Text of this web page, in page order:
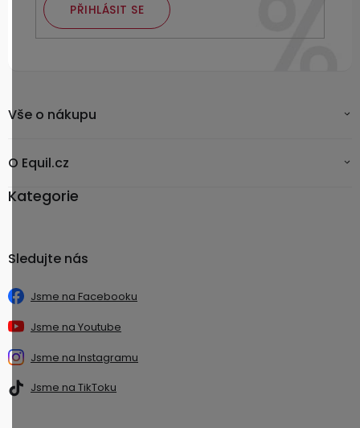
PŘIHLÁSIT SE
Vše o nákupu
O Equil.cz
Kategorie
Sledujte nás
Jsme na Facebooku
Jsme na Youtube
Jsme na Instagramu
Jsme na TikToku